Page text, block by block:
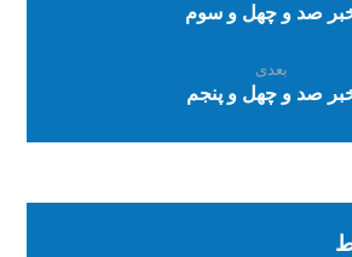
صد و چهل و سوم
بعدی
صد و چهل و پنجم